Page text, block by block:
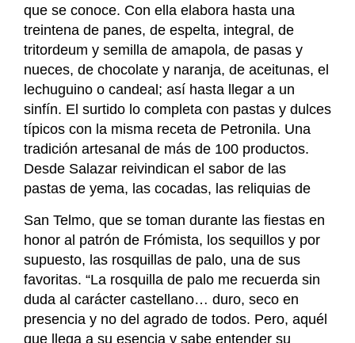
que se conoce. Con ella elabora hasta una
treintena de panes, de espelta, integral, de
tritordeum y semilla de amapola, de pasas y
nueces, de chocolate y naranja, de aceitunas, el
lechuguino o candeal; así hasta llegar a un
sinfín. El surtido lo completa con pastas y dulces
típicos con la misma receta de Petronila. Una
tradición artesanal de más de 100 productos.
Desde Salazar reivindican el sabor de las
pastas de yema, las cocadas, las reliquias de
San Telmo, que se toman durante las fiestas en
honor al patrón de Frómista, los sequillos y por
supuesto, las rosquillas de palo, una de sus
favoritas. “La rosquilla de palo me recuerda sin
duda al carácter castellano… duro, seco en
presencia y no del agrado de todos. Pero, aquél
que llega a su esencia y sabe entender su